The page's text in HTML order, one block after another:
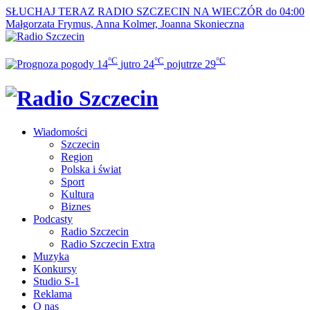
SŁUCHAJ TERAZ RADIO SZCZECIN NA WIECZÓR do 04:00
Małgorzata Frymus, Anna Kolmer, Joanna Skonieczna
14°C jutro 24°C pojutrze 29°C
Wiadomości
Szczecin
Region
Polska i świat
Sport
Kultura
Biznes
Podcasty
Radio Szczecin
Radio Szczecin Extra
Muzyka
Konkursy
Studio S-1
Reklama
O nas